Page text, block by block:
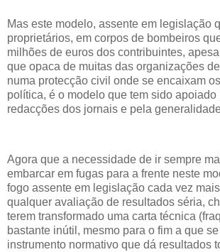
Mas este modelo, assente em legislação
proprietários, em corpos de bombeiros
milhões de euros dos contribuintes,
que opaca de muitas das organizações
numa protecção civil onde se encaixam
política, é o modelo que tem sido
redacções dos jornais e pela
Agora que a necessidade de ir sempre
embarcar em fugas para a frente neste
fogo assente em legislação cada vez
qualquer avaliação de resultados séria,
terem transformado uma carta técnica
bastante inútil, mesmo para o fim a que
instrumento normativo que dá resultados